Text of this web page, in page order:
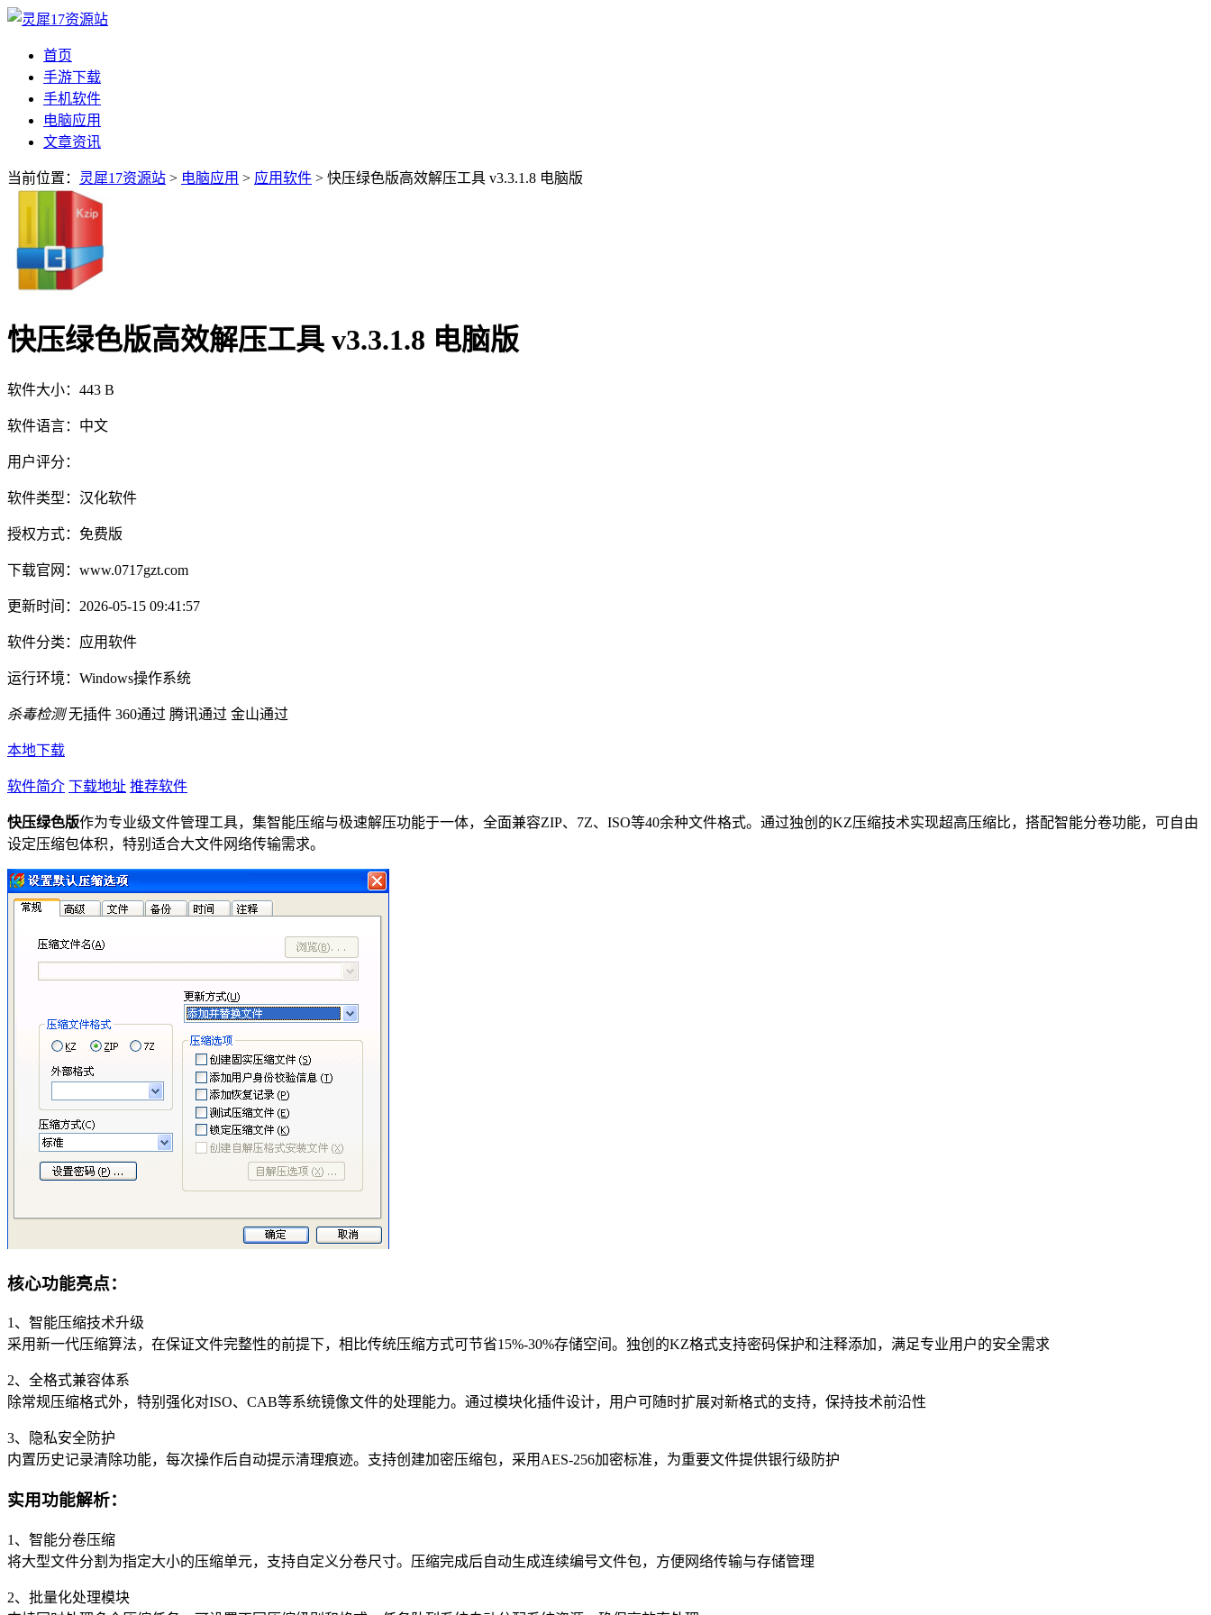
首页
手游下载
手机软件
电脑应用
文章资讯
当前位置： 灵犀17资源站 > 电脑应用 > 应用软件 > 快压绿色版高效解压工具 v3.3.1.8 电脑版
快压绿色版高效解压工具 v3.3.1.8 电脑版
软件大小： 443 B
软件语言： 中文
用户评分：
软件类型： 汉化软件
授权方式： 免费版
下载官网： www.0717gzt.com
更新时间： 2026-05-15 09:41:57
软件分类： 应用软件
运行环境： Windows操作系统
杀毒检测 无插件 360通过 腾讯通过 金山通过
本地下载
软件简介 下载地址 推荐软件
快压绿色版作为专业级文件管理工具，集智能压缩与极速解压功能于一体，全面兼容ZIP、7Z、ISO等40余种文件格式。通过独创的KZ压缩技术实现超高压缩比，搭配智能分卷功能，可自由
设定压缩包体积，特别适合大文件网络传输需求。
核心功能亮点：
1、智能压缩技术升级
采用新一代压缩算法，在保证文件完整性的前提下，相比传统压缩方式可节省15%-30%存储空间。独创的KZ格式支持密码保护和注释添加，满足专业用户的安全需求
2、全格式兼容体系
除常规压缩格式外，特别强化对ISO、CAB等系统镜像文件的处理能力。通过模块化插件设计，用户可随时扩展对新格式的支持，保持技术前沿性
3、隐私安全防护
内置历史记录清除功能，每次操作后自动提示清理痕迹。支持创建加密压缩包，采用AES-256加密标准，为重要文件提供银行级防护
实用功能解析：
1、智能分卷压缩
将大型文件分割为指定大小的压缩单元，支持自定义分卷尺寸。压缩完成后自动生成连续编号文件包，方便网络传输与存储管理
2、批量化处理模块